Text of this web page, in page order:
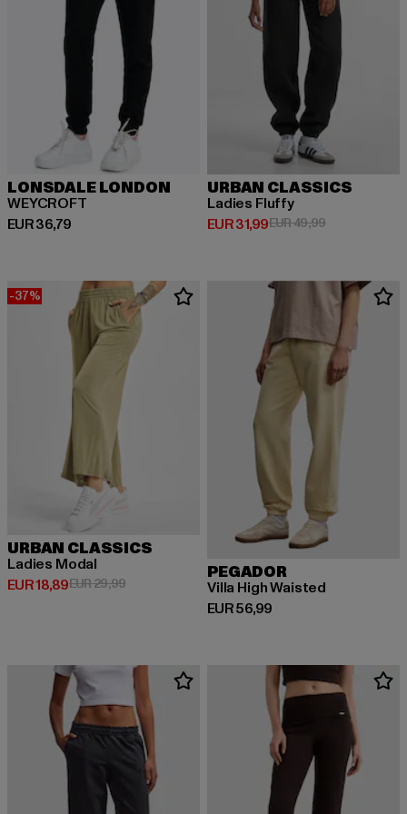
LONSDALE LONDON
WEYCROFT
EUR 36,79
Huidige prijs: EUR 36,79
URBAN CLASSICS
Ladies Fluffy
EUR 31,99
Huidige prijs: EUR 31,99
EUR 49,99Actieprijs:
-37%
URBAN CLASSICS
Ladies Modal
EUR 18,89
Huidige prijs: EUR 18,89
EUR 29,99Actieprijs: EUR 29,99
PEGADOR
Villa High Waisted
EUR 56,99
Huidige prijs: EUR 56,99